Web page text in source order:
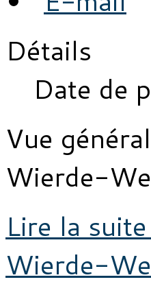
Détails
Date de
Vue
Wierde-
Lire la
Wierde-